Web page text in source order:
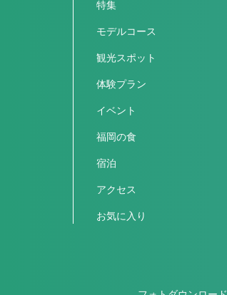
特集
モデルコース
観光スポット
体験プラン
イベント
福岡の食
宿泊
アクセス
お気に入り